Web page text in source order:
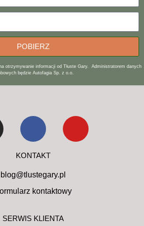
POBIERZ
otrzymywanie informacji od Tłuste Gary. Administratorem danych
będzie Autofagia Sp. z o.o.
KONTAKT
blog@tlustegary.pl
kontaktowy
SERWIS KLIENTA